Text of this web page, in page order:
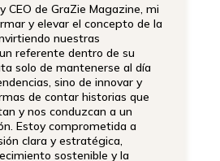
CEO de GraZie Magazine, mi
y elevar el concepto de la
nuestras
referente dentro de su
solo de mantenerse al día
sino de innovar y
de contar historias que
y nos conduzcan a un
Estoy comprometida a
clara y estratégica,
sostenible y la